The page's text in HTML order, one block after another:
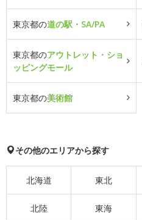
東京都の道の駅・SA/PA
東京都のアウトレット・ショ
ッピングモール
東京都の美術館
その他のエリアから探す
北海道 東北
北陸 東海